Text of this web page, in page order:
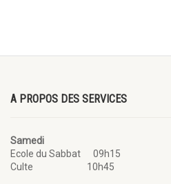
A PROPOS DES SERVICES
Samedi
Ecole du Sabbat 09h15
Culte 10h45